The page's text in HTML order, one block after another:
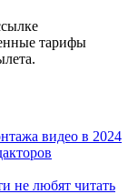
тарифы
видео в 2024
не любят читать